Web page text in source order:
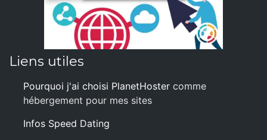
Liens utiles
Pourquoi j'ai choisi PlanetHoster comme
hébergement pour mes sites
Infos Speed Dating